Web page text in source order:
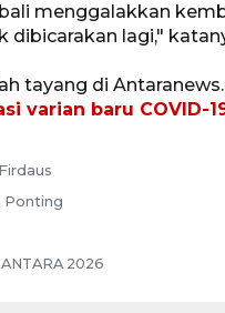
menggalakkan
dibicarakan lagi,"
tayang di
varian baru COVID-
Ponting
2026